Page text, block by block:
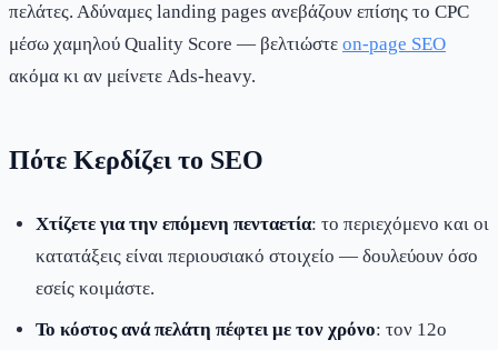
πελάτες. Αδύναμες landing pages ανεβάζουν επίσης το CPC
μέσω χαμηλού Quality Score — βελτιώστε on-page SEO
ακόμα κι αν μείνετε Ads-heavy.
Πότε Κερδίζει το SEO
Χτίζετε για την επόμενη πενταετία: το περιεχόμενο και οι
κατατάξεις είναι περιουσιακό στοιχείο — δουλεύουν όσο
εσείς κοιμάστε.
Το κόστος ανά πελάτη πέφτει με τον χρόνο: τον 12ο